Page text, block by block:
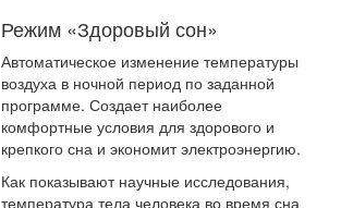
Режим «Здоровый сон»
Автоматическое изменение температуры
воздуха в ночной период по заданной
программе. Создает наиболее
комфортные условия для здорового и
крепкого сна и экономит электроэнергию.
Как показывают научные исследования,
температура тела человека во время сна